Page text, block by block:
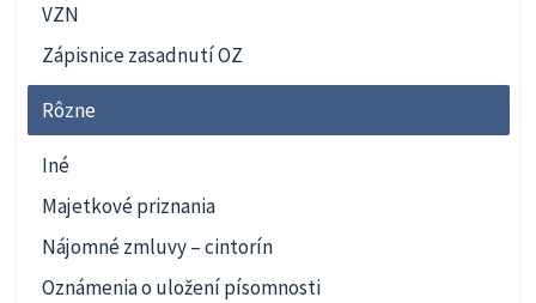
VZN
Zápisnice zasadnutí OZ
Rôzne
Iné
Majetkové priznania
Nájomné zmluvy – cintorín
Oznámenia o uložení písomnosti